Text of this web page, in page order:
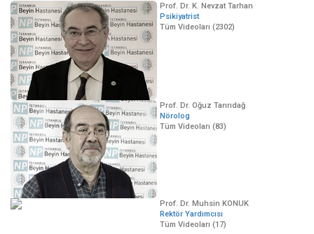
Prof. Dr. K. Nevzat Tarhan
Psikiyatrist
Tüm Videoları (2302)
Prof. Dr. Oğuz Tanrıdağ
Nörolog
Tüm Videoları (83)
Prof. Dr. Muhsin KONUK
Rektör Yardımcısı
Tüm Videoları (17)